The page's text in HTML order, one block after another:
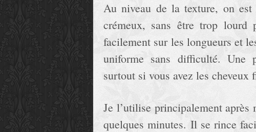
Au niveau de la texture, on est
crémeux, sans être trop lourd
facilement sur les longueurs et
uniforme sans difficulté. Une
surtout si vous avez les cheveux
Je l’utilise principalement
quelques minutes. Il se rince